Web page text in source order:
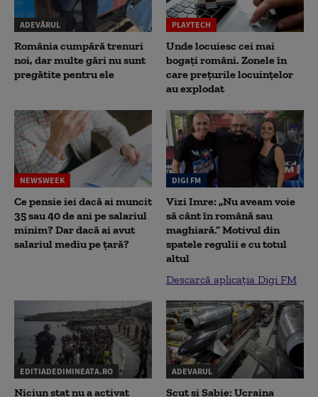
ADEVĂRUL
România cumpără trenuri
noi, dar multe gări nu sunt
pregătite pentru ele
PLAYTECH
Unde locuiesc cei mai
bogați români. Zonele în
care prețurile locuințelor
au explodat
NEWSWEEK
Ce pensie iei dacă ai muncit
35 sau 40 de ani pe salariul
minim? Dar dacă ai avut
salariul mediu pe țară?
DIGI FM
Vizi Imre: „Nu aveam voie
să cânt în română sau
maghiară.” Motivul din
spatele regulii e cu totul
altul
Descarcă aplicația Digi FM
EDITIADEDIMINEATA.RO
Niciun stat nu a activat
ADEVARUL
Scut și Sabie: Ucraina